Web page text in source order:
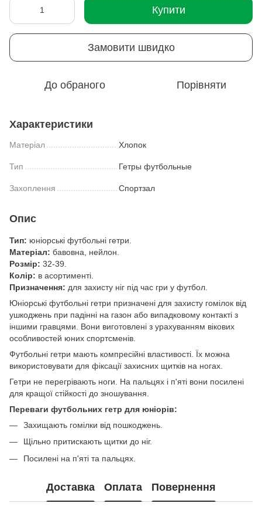
Купити
Замовити швидко
До обраного Порівняти
Характеристики
Матеріал Хлопок
Тип Гетры футбольные
Захоплення Спортзал
Опис
Тип: юніорські футбольні гетри.
Матеріал: бавовна, нейлон.
Розмір: 32-39.
Колір: в асортименті.
Призначення: для захисту ніг під час гри у футбол.
Юніорські футбольні гетри призначені для захисту гомілок від
ушкоджень при падінні на газон або випадковому контакті з
іншими гравцями. Вони виготовлені з урахуванням вікових
особливостей юних спортсменів.
Футбольні гетри мають компресійні властивості. Їх можна
використовувати для фіксації захисних щитків на ногах.
Гетри не перегрівають ноги. На пальцях і п'яті вони посилені
для кращої стійкості до зношування.
Переваги футбольних гетр для юніорів:
Захищають гомілки від пошкоджень.
Щільно притискають щитки до ніг.
Посилені на п'яті та пальцях.
Доставка Оплата Повернення